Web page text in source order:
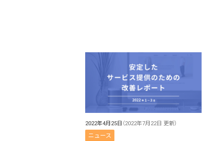
2022年4月25日 （2022年7月22日 更新）
ニュース